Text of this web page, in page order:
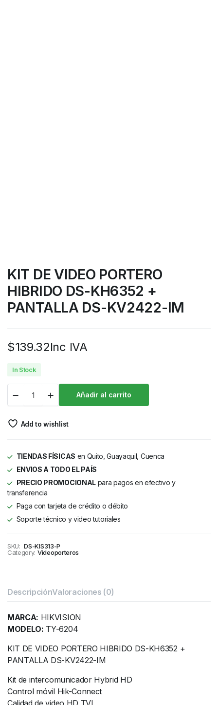
KIT DE VIDEO PORTERO
HIBRIDO DS-KH6352 +
PANTALLA DS-KV2422-IM
$139.32Inc IVA
In Stock
Añadir al carrito
Add to wishlist
TIENDAS FÍSICAS en Quito, Guayaquil, Cuenca
ENVIOS A TODO EL PAÍS
PRECIO PROMOCIONALpara pagos en efectivo y
transferencia
Paga con tarjeta de crédito o débito
Soporte técnico y video tutoriales
SKU: DS-KIS313-P
Category: Videoporteros
DescripciónValoraciones (0)
MARCA: HIKVISION
MODELO: TY-6204
KIT DE VIDEO PORTERO HIBRIDO DS-KH6352 +
PANTALLA DS-KV2422-IM
Kit de intercomunicador Hybrid HD
Control móvil Hik-Connect
Calidad de video HD TVI